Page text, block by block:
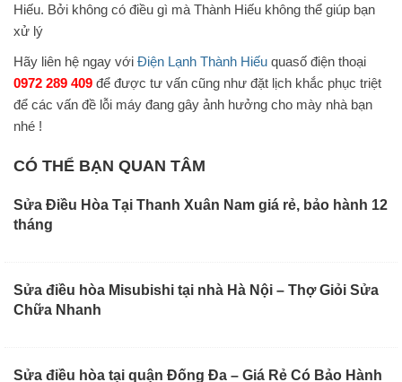
Hiếu. Bởi không có điều gì mà Thành Hiếu không thể giúp bạn
xử lý
Hãy liên hệ ngay với Điện Lạnh Thành Hiếu quasố điện thoại
0972 289 409 để được tư vấn cũng như đặt lịch khắc phục triệt
để các vấn đề lỗi máy đang gây ảnh hưởng cho mày nhà bạn
nhé !
CÓ THỂ BẠN QUAN TÂM
Sửa Điều Hòa Tại Thanh Xuân Nam giá rẻ, bảo hành 12
tháng
Sửa điều hòa Misubishi tại nhà Hà Nội – Thợ Giỏi Sửa
Chữa Nhanh
Sửa điều hòa tại quận Đống Đa – Giá Rẻ Có Bảo Hành